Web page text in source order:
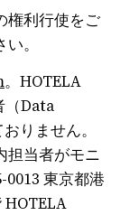
権利行使をご
。
。HOTELA
（Data
りません。
担当者がモニ
0013 東京都港
HOTELA